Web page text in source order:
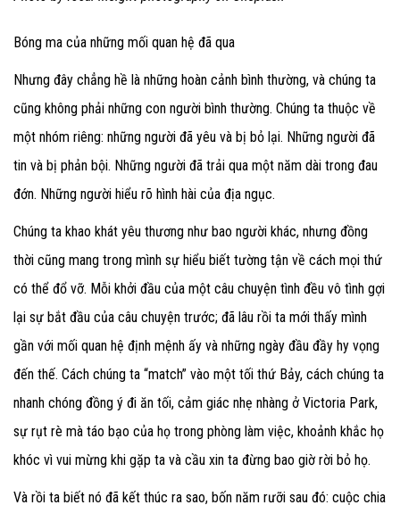
Bóng ma của những mối quan hệ đã qua
Nhưng đây chẳng hề là những hoàn cảnh bình thường, và chúng ta
cũng không phải những con người bình thường. Chúng ta thuộc về
một nhóm riêng: những người đã yêu và bị bỏ lại. Những người đã
tin và bị phản bội. Những người đã trải qua một năm dài trong đau
đớn. Những người hiểu rõ hình hài của địa ngục.
Chúng ta khao khát yêu thương như bao người khác, nhưng đồng
thời cũng mang trong mình sự hiểu biết tường tận về cách mọi thứ
có thể đổ vỡ. Mỗi khởi đầu của một câu chuyện tình đều vô tình gợi
lại sự bắt đầu của câu chuyện trước; đã lâu rồi ta mới thấy mình
gần với mối quan hệ định mệnh ấy và những ngày đầu đầy hy vọng
đến thế. Cách chúng ta “match” vào một tối thứ Bảy, cách chúng ta
nhanh chóng đồng ý đi ăn tối, cảm giác nhẹ nhàng ở Victoria Park,
sự rụt rè mà táo bạo của họ trong phòng làm việc, khoảnh khắc họ
khóc vì vui mừng khi gặp ta và cầu xin ta đừng bao giờ rời bỏ họ.
Và rồi ta biết nó đã kết thúc ra sao, bốn năm rưỡi sau đó: cuộc chia